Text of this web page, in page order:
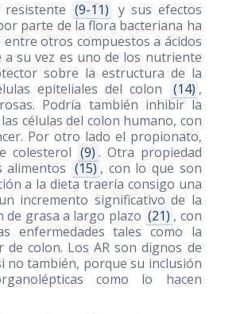
(9-11) y sus efectos
parte de la flora bacteriana ha
otros compuestos a ácidos
su vez es uno de los nutriente
sobre la estructura de la
epiteliales del colon (14) ,
Podría también inhibir la
células del colon humano, con
Por otro lado el propionato,
colesterol (9) . Otra propiedad
alimentos (15) , con lo que son
a la dieta traería consigo una
un incremento significativo de la
de grasa a largo plazo (21) , con
enfermedades tales como la
de colon. Los AR son dignos de
no también, porque su inclusión
como lo hacen